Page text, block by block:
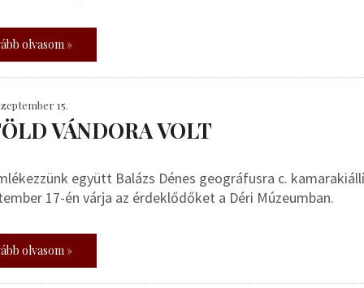
olvasom »
15.
VÁNDORA VOLT
együtt Balázs Dénes geográfusra c.
17-én várja az érdeklődőket a Déri Múzeumban.
olvasom »